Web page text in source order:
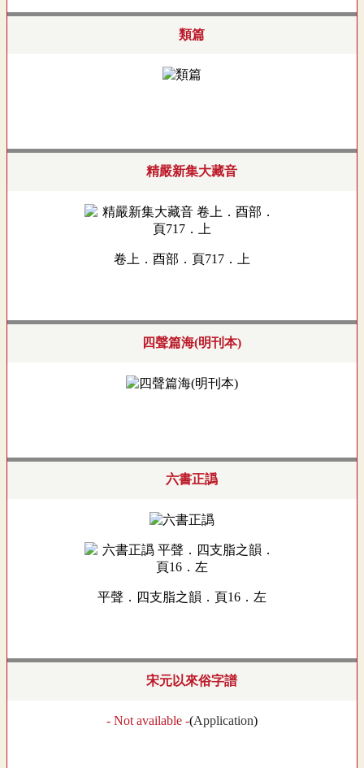
類篇
精嚴新集大藏音
卷上．酉部．頁717．上
四聲篇海(明刊本)
六書正譌
平聲．四支脂之韻．頁16．左
宋元以來俗字譜
- Not available -(Application)